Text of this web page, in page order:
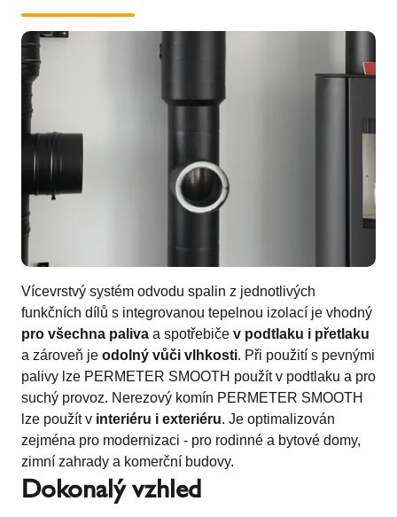
Vícevrstvý systém odvodu spalin z jednotlivých
funkčních dílů s integrovanou tepelnou izolací je vhodný
pro všechna paliva a spotřebiče v podtlaku i přetlaku
a zároveň je odolný vůči vlhkosti. Při použití s pevnými
palivy lze PERMETER SMOOTH použít v podtlaku a pro
suchý provoz. Nerezový komín PERMETER SMOOTH
lze použít v interiéru i exteriéru. Je optimalizován
zejména pro modernizaci - pro rodinné a bytové domy,
zimní zahrady a komerční budovy.
Dokonalý vzhled